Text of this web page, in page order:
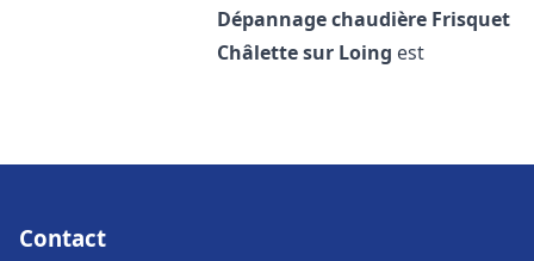
Dépannage chaudière Frisquet
Châlette sur Loing est
Contact